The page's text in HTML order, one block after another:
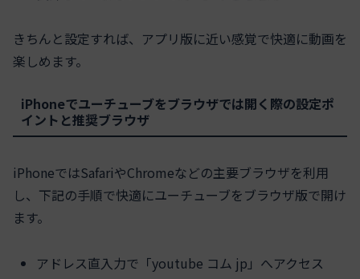
きちんと設定すれば、アプリ版に近い感覚で快適に動画を
楽しめます。
iPhoneでユーチューブをブラウザでは開く際の設定ポ
イントと推奨ブラウザ
iPhoneではSafariやChromeなどの主要ブラウザを利用
し、下記の手順で快適にユーチューブをブラウザ版で開け
ます。
アドレス直入力で「youtube コム jp」へアクセス